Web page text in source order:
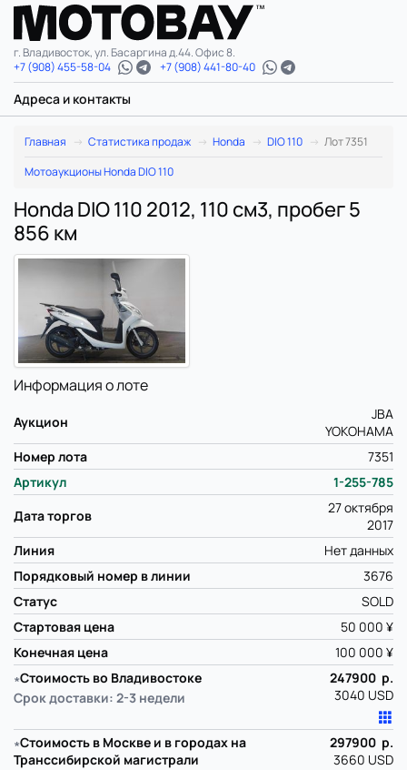
г. Владивосток, ул. Басаргина д.44. Офис 8.
+7 (908) 455-58-04
+7 (908) 441-80-40
Адреса и контакты
Главная Статистика продаж Honda DIO 110
Лот 7351
Мотоаукционы Honda DIO 110
Honda DIO 110 2012, 110 см3, пробег 5
856 км
Информация о лоте
Аукцион
JBA
YOKOHAMA
Номер лота
7351
Артикул
1-255-785
Дата торгов
27 октября
2017
Линия
Нет данных
Порядковый номер в линии
3676
Статус
SOLD
Стартовая цена
50 000 ¥
Конечная цена
100 000 ¥
∗Стоимость во Владивостоке
Срок доставки: 2-3 недели
247900 р.
3040 USD
∗Стоимость в Москве и в городах на
Транссибирской магистрали
297900 р.
3660 USD